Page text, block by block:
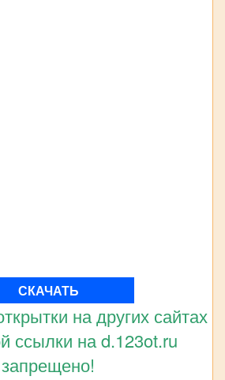
СКАЧАТЬ
на других сайтах
ссылки на d.123ot.ru
запрещено!